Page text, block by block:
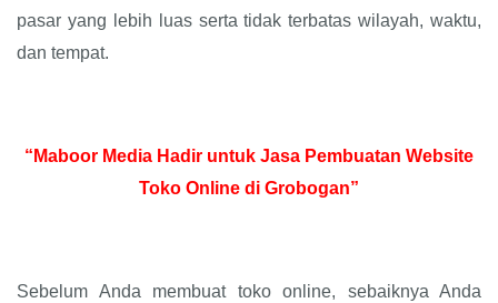
pasar yang lebih luas serta tidak terbatas wilayah, waktu,
dan tempat.
“Maboor Media Hadir untuk Jasa Pembuatan Website
Toko Online di Grobogan”
Sebelum Anda membuat toko online, sebaiknya Anda